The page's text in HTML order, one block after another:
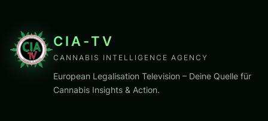
CIA-TV
CANNABIS INTELLIGENCE AGENCY
European Legalisation Television – Deine Quelle für
Cannabis Insights & Action.